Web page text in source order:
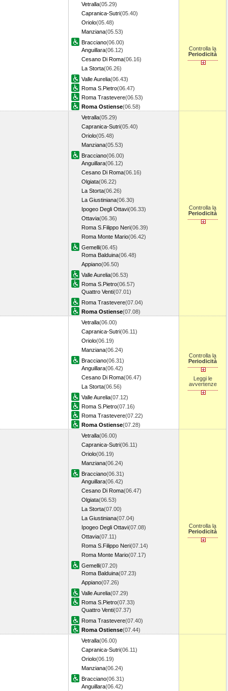
Vetralla(05.29)
Capranica-Sutri(05.40)
Oriolo(05.48)
Manziana(05.53)
Bracciano(06.00)
Anguillara(06.12)
Cesano Di Roma(06.16)
La Storta(06.26)
Valle Aurelia(06.43)
Roma S.Pietro(06.47)
Roma Trastevere(06.53)
Roma Ostiense(06.58)
Controlla la
Periodicità
Vetralla(05.29)
Capranica-Sutri(05.40)
Oriolo(05.48)
Manziana(05.53)
Bracciano(06.00)
Anguillara(06.12)
Cesano Di Roma(06.16)
Olgiata(06.22)
La Storta(06.26)
La Giustiniana(06.30)
Ipogeo Degli Ottavi(06.33)
Ottavia(06.36)
Roma S.Filippo Neri(06.39)
Roma Monte Mario(06.42)
Gemelli(06.45)
Roma Balduina(06.48)
Appiano(06.50)
Valle Aurelia(06.53)
Roma S.Pietro(06.57)
Quattro Venti(07.01)
Roma Trastevere(07.04)
Roma Ostiense(07.08)
Controlla la
Periodicità
Vetralla(06.00)
Capranica-Sutri(06.11)
Oriolo(06.19)
Manziana(06.24)
Bracciano(06.31)
Anguillara(06.42)
Cesano Di Roma(06.47)
La Storta(06.56)
Valle Aurelia(07.12)
Roma S.Pietro(07.16)
Roma Trastevere(07.22)
Roma Ostiense(07.28)
Controlla la
Periodicità
Leggi le
avvertenze
Vetralla(06.00)
Capranica-Sutri(06.11)
Oriolo(06.19)
Manziana(06.24)
Bracciano(06.31)
Anguillara(06.42)
Cesano Di Roma(06.47)
Olgiata(06.53)
La Storta(07.00)
La Giustiniana(07.04)
Ipogeo Degli Ottavi(07.08)
Ottavia(07.11)
Roma S.Filippo Neri(07.14)
Roma Monte Mario(07.17)
Gemelli(07.20)
Roma Balduina(07.23)
Appiano(07.26)
Valle Aurelia(07.29)
Roma S.Pietro(07.33)
Quattro Venti(07.37)
Roma Trastevere(07.40)
Roma Ostiense(07.44)
Controlla la
Periodicità
Vetralla(06.00)
Capranica-Sutri(06.11)
Oriolo(06.19)
Manziana(06.24)
Bracciano(06.31)
Anguillara(06.42)